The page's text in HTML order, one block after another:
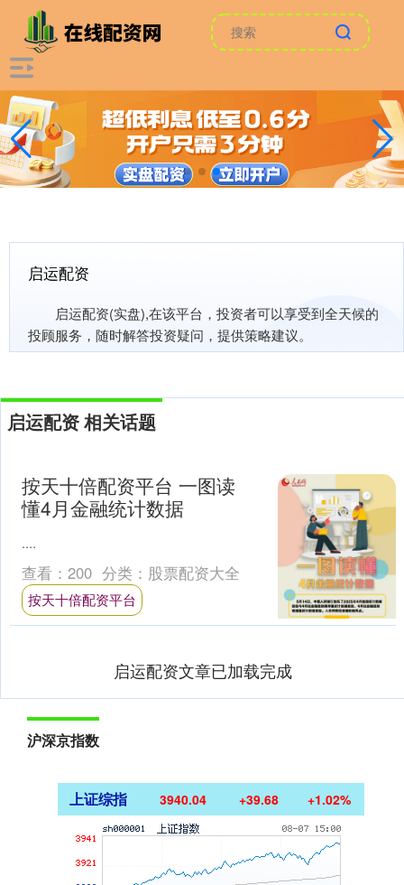
启运配资
启运配资(实盘),在该平台，投资者可以享受到全天候的
投顾服务，随时解答投资疑问，提供策略建议。
启运配资 相关话题
按天十倍配资平台 一图读
懂4月金融统计数据
....
查看： 200 分类： 股票配资大全
按天十倍配资平台
启运配资文章已加载完成
沪深京指数
上证综指 3940.04 +39.68 +1.02%